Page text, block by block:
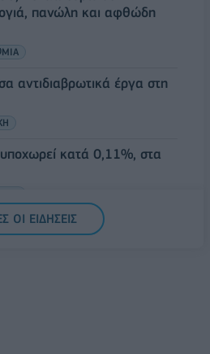
πανώλη και αφθώδη
αντιδιαβρωτικά έργα στη
κατά 0,11%, στα
ΟΙ ΕΙΔΗΣΕΙΣ